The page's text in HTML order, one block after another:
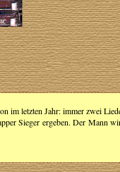
im letzten Jahr: immer zwei
Sieger ergeben. Der Mann